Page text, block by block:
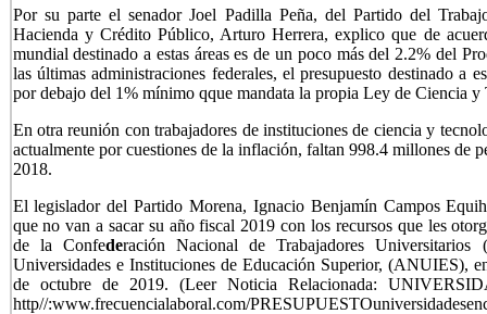
Por su parte el senador Joel Padilla Peña, del Partido del
Hacienda y Crédito Público, Arturo Herrera, explico que de
mundial destinado a estas áreas es de un poco más del 2.2% del
las últimas administraciones federales, el presupuesto destinado a
por debajo del 1% mínimo qque mandata la propia Ley de Ciencia y
En otra reunión con trabajadores de instituciones de ciencia y
actualmente por cuestiones de la inflación, faltan 998.4 millones de
2018.
El legislador del Partido Morena, Ignacio Benjamín Campos
que no van a sacar su año fiscal 2019 con los recursos que les
de la Confederación Nacional de Trabajadores
Universidades e Instituciones de Educación Superior, (ANUIES),
de octubre de 2019. (Leer Noticia Relacionada:
http//:www.frecuencialaboral.com/